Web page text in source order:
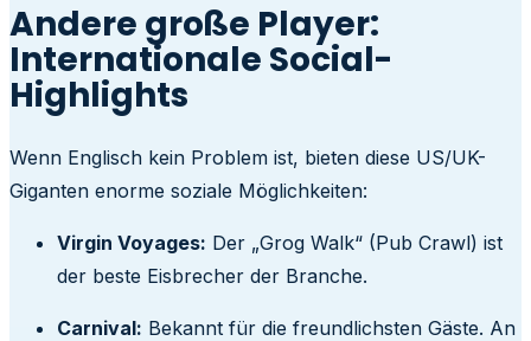
Andere große Player:
Internationale Social-
Highlights
Wenn Englisch kein Problem ist, bieten diese US/UK-
Giganten enorme soziale Möglichkeiten:
Virgin Voyages: Der „Grog Walk“ (Pub Crawl) ist
der beste Eisbrecher der Branche.
Carnival: Bekannt für die freundlichsten Gäste. An